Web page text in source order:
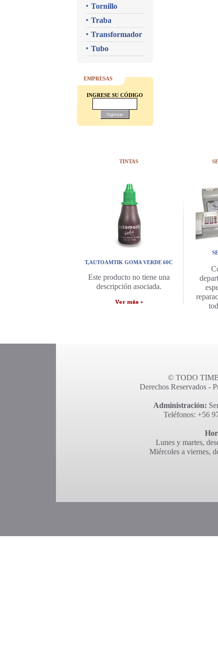
Tornillo
Traba
Transformador
Tubo
EMPRESAS
INGRESE SU CÓDIGO
TINTAS
T,AUTOAMTIK GOMA VERDE 60C
Este producto no tiene una
descripción asociada.
© TODO
Derechos Reservados -
Administración:
Teléfonos: +56
Lunes y martes,
Miércoles a viernes,